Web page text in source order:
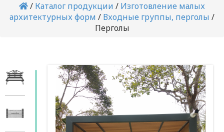
/ Каталог продукции / Изготовление малых
архитектурных форм / Входные группы, перголы /
Перголы